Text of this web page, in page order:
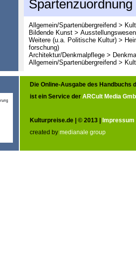
Spartenzuordnung
Allgemein/Spartenübergreifend >
Bildende Kunst >
Weitere (u.a. Politische Kultur) >
forschung)
Architektur/Denkmalpflege >
Allgemein/Spartenübergreifend >
Die Online-Ausgabe des Handbuchs
ist ein Service der ARCult Media
Kulturpreise.de | © 2013 | Impressum
created by medianale group